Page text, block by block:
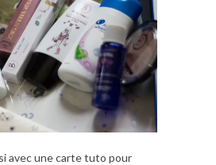
avec une carte tuto pour